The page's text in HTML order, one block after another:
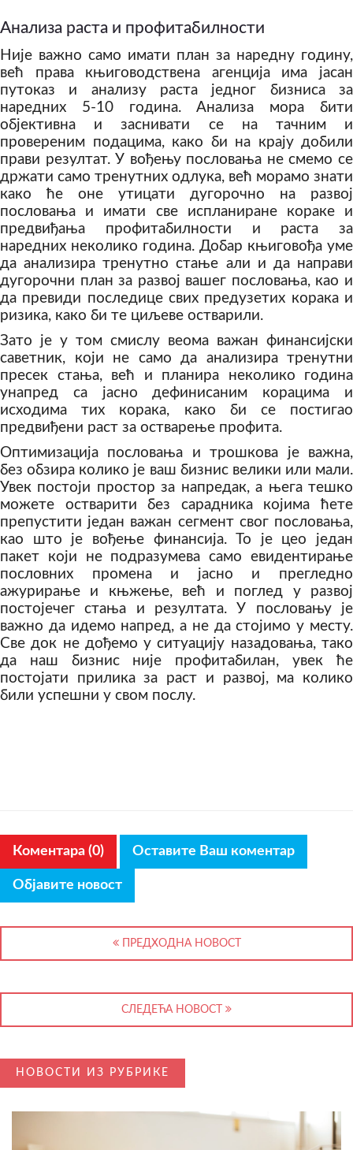
Анализа раста и профитабилности
Није важно само имати план за наредну годину,
већ права књиговодствена агенција има јасан
путоказ и анализу раста једног бизниса за
наредних 5-10 година. Анализа мора бити
објективна и заснивати се на тачним и
провереним подацима, како би на крају добили
прави резултат. У вођењу пословања не смемо се
држати само тренутних одлука, већ морамо знати
како ће оне утицати дугорочно на развој
пословања и имати све испланиране кораке и
предвиђања профитабилности и раста за
наредних неколико година. Добар књиговођа уме
да анализира тренутно стање али и да направи
дугорочни план за развој вашег пословања, као и
да превиди последице свих предузетих корака и
ризика, како би те циљеве остварили.
Зато је у том смислу веома важан финансијски
саветник, који не само да анализира тренутни
пресек стања, већ и планира неколико година
унапред са јасно дефинисаним корацима и
исходима тих корака, како би се постигао
предвиђени раст за остварење профита.
Оптимизација пословања и трошкова је важна,
без обзира колико је ваш бизнис велики или мали.
Увек постоји простор за напредак, а њега тешко
можете остварити без сарадника којима ћете
препустити један важан сегмент свог пословања,
као што је вођење финансија. То је цео један
пакет који не подразумева само евидентирање
пословних промена и јасно и прегледно
ажурирање и књжење, већ и поглед у развој
постојечег стања и резултата. У пословању је
важно да идемо напред, а не да стојимо у месту.
Све док не дођемо у ситуацију назадовања, тако
да наш бизнис није профитабилан, увек ће
постојати прилика за раст и развој, ма колико
били успешни у свом послу.
Коментара (0) Оставите Ваш коментар
Објавите новост
ПРЕДХОДНА НОВОСТ
СЛЕДЕЋА НОВОСТ
НОВОСТИ ИЗ РУБРИКЕ